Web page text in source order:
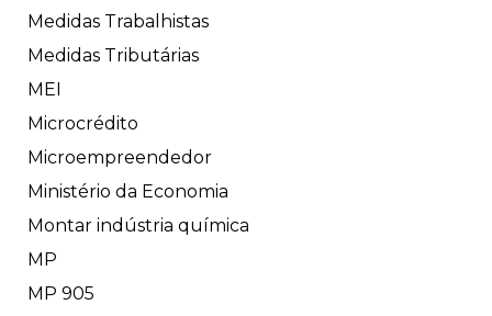
Medidas Trabalhistas
Medidas Tributárias
MEI
Microcrédito
Microempreendedor
Ministério da Economia
Montar indústria química
MP
MP 905